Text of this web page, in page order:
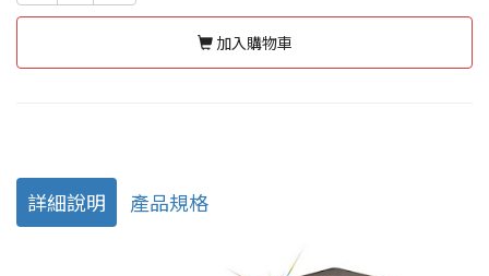
加入購物車
詳細說明 產品規格